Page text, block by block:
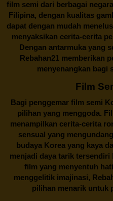
film semi dari berbagai
Filipina, dengan kualitas
dapat dengan mudah
menyaksikan cerita-cerita
Dengan antarmuka yang
Rebahan21 memberikan
menyenangkan bagi
Film
Bagi penggemar film semi
pilihan yang menggoda.
menampilkan cerita-cerita
sensual yang
budaya Korea yang kaya
menjadi daya tarik
film yang menyentuh
menggelitik imajinasi,
pilihan menarik untuk